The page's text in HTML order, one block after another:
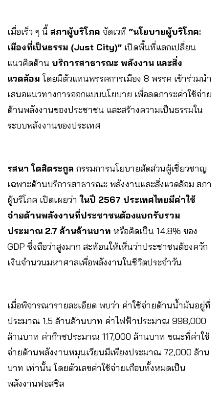
เมื่อเร็ว ๆ นี้ สภาผู้บริโภค จัดเวที “นโยบายผู้บริโภค:
เมืองที่เป็นธรรม (Just City)” เปิดพื้นที่แลกเปลี่ยน
แนวคิดด้าน บริการสาธารณะ พลังงาน และสิ่ง
แวดล้อมโดยมีตัวแทนพรรคการเมือง 8 พรรค เข้าร่วมนำ
เสนอแนวทางการออกแบบนโยบาย เพื่อลดภาระค่าใช้จ่าย
ด้านพลังงานของประชาชน และสร้างความเป็นธรรมใน
ระบบพลังงานของประเทศ
รสนา โตสิตระกูล กรรมการนโยบายสัดส่วนผู้เชี่ยวชาญ
เฉพาะด้านบริการสาธารณะ พลังงานและสิ่งแวดล้อม สภา
ผู้บริโภค เปิดเผยว่าในปี 2567 ประเทศไทยมีค่าใช้
จ่ายด้านพลังงานที่ประชาชนต้องแบกรับรวม
ประมาณ 2.7 ล้านล้านบาท หรือคิดเป็น 14.8% ของ
GDP ซึ่งถือว่าสูงมาก สะท้อนให้เห็นว่าประชาชนต้องควัก
เงินจำนวนมหาศาลเพื่อพลังงานในชีวิตประจำวัน
เมื่อพิจารณารายละเอียด พบว่า ค่าใช้จ่ายด้านน้ำมันอยู่ที่
ประมาณ 1.5 ล้านล้านบาท ค่าไฟฟ้าประมาณ 998,000
ล้านบาท ค่าก๊าซประมาณ 117,000 ล้านบาท ขณะที่ค่าใช้
จ่ายด้านพลังงานหมุนเวียนมีเพียงประมาณ 72,000 ล้าน
บาท เท่านั้น โดยตัวเลขค่าใช้จ่ายเกือบทั้งหมดเป็น
พลังงานฟอสซิล